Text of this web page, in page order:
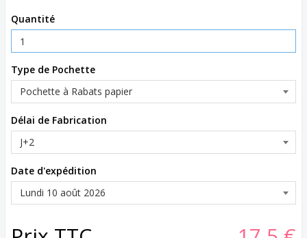
Quantité
Type de Pochette
Délai de Fabrication
Date d'expédition